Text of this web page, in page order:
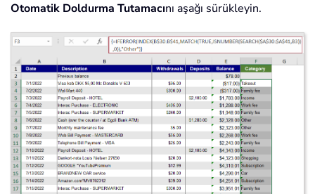
Otomatik Doldurma Tutamacını aşağı sürükleyin.